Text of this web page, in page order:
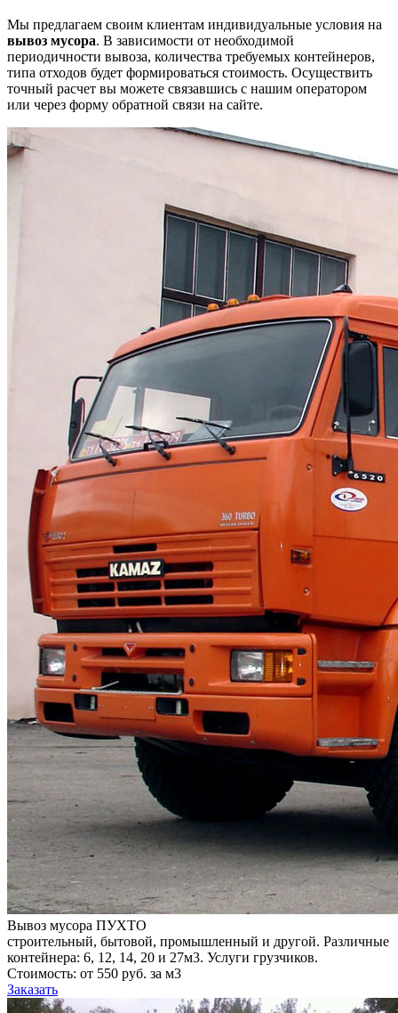
Мы предлагаем своим клиентам индивидуальные условия на
вывоз мусора. В зависимости от необходимой
периодичности вывоза, количества требуемых контейнеров,
типа отходов будет формироваться стоимость. Осуществить
точный расчет вы можете связавшись с нашим оператором
или через форму обратной связи на сайте.
Вывоз мусора ПУХТО
строительный, бытовой, промышленный и другой. Различные
контейнера: 6, 12, 14, 20 и 27м3. Услуги грузчиков.
Стоимость: от 550 руб. за м3
Заказать